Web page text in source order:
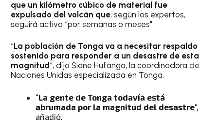
que un kilómetro cúbico de material fue
expulsado del volcán que, según los expertos,
seguirá activo “por semanas o meses".
“La población de Tonga va a necesitar respaldo
sostenido para responder a un desastre de esta
magnitud “, dijo Sione Hufanga, la coordinadora de
Naciones Unidas especializada en Tonga.
“La gente de Tonga todavía está
abrumada por la magnitud del desastre“,
añadió.